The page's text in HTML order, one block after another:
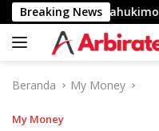
Langsung
ke
konten
Breaking News
Putih Ke Yahukimo Dimulai
Beranda My Money
My Money